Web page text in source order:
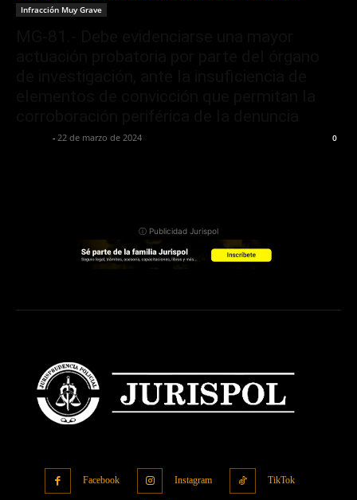
Infracción Muy Grave
- 22 de marzo de 2024 0
ⓘ Publicidad Jurispol
Facebook Instagram TikTok